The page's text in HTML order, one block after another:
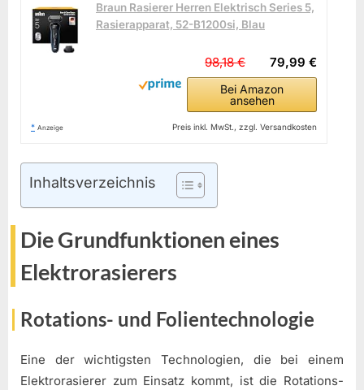
Braun Rasierer Herren Elektrisch Series 5,
Rasierapparat, 52-B1200si, Blau
79,99 €
98,18 €
Bei Amazon
ansehen
* Anzeige Preis inkl. MwSt., zzgl. Versandkosten
Inhaltsverzeichnis
Die Grundfunktionen eines
Elektrorasierers
Rotations- und Folientechnologie
Eine der wichtigsten Technologien, die bei einem
Elektrorasierer zum Einsatz kommt, ist die Rotations-